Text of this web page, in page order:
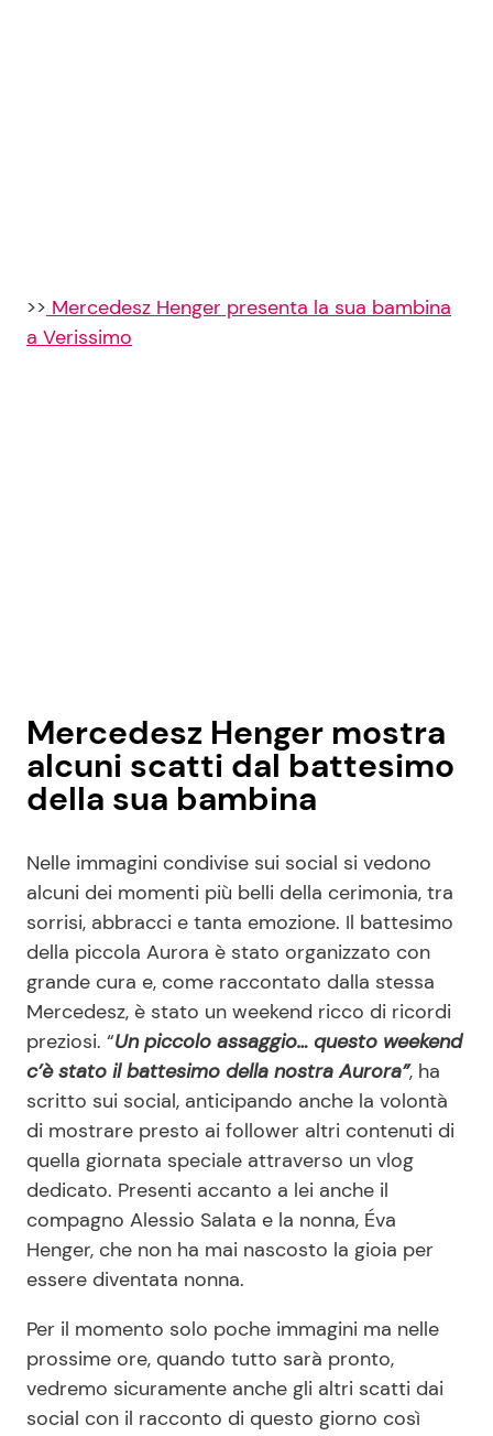
Contattaci
>> Mercedesz Henger presenta la sua bambina
a Verissimo
Mercedesz Henger mostra
alcuni scatti dal battesimo
della sua bambina
Nelle immagini condivise sui social si vedono
alcuni dei momenti più belli della cerimonia, tra
sorrisi, abbracci e tanta emozione. Il battesimo
della piccola Aurora è stato organizzato con
grande cura e, come raccontato dalla stessa
Mercedesz, è stato un weekend ricco di ricordi
preziosi. “Un piccolo assaggio… questo weekend
c’è stato il battesimo della nostra Aurora”, ha
scritto sui social, anticipando anche la volontà
di mostrare presto ai follower altri contenuti di
quella giornata speciale attraverso un vlog
dedicato. Presenti accanto a lei anche il
compagno Alessio Salata e la nonna, Éva
Henger, che non ha mai nascosto la gioia per
essere diventata nonna.
Per il momento solo poche immagini ma nelle
prossime ore, quando tutto sarà pronto,
vedremo sicuramente anche gli altri scatti dai
social con il racconto di questo giorno così